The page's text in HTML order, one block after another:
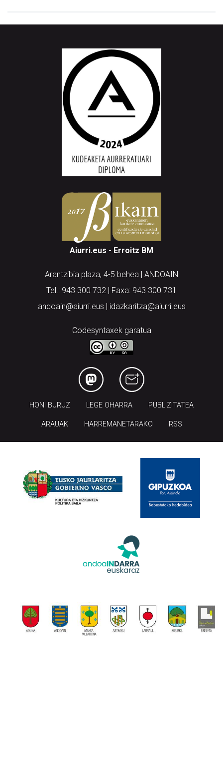
Aiurri.eus - Erroitz BM
Arantzibia plaza, 4-5 behea | ANDOAIN
Tel.: 943 300 732 | Faxa: 943 300 731
andoain@aiurri.eus | idazkaritza@aiurri.eus
Codesyntaxek garatua
HONI BURUZ LEGE OHARRA PUBLIZITATEA
ARAUAK HARREMANETARAKO RSS